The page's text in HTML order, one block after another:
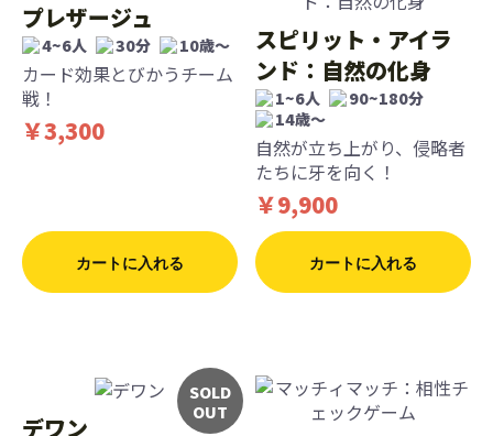
プレザージュ
4~6人 30分 10歳〜
カード効果とびかうチーム
戦！
￥3,300
カートに入れる
スピリット・アイラ
ンド：自然の化身
1~6人
90~180分
14歳〜
自然が立ち上がり、侵略者
たちに牙を向く！
￥9,900
カートに入れる
SOLD
OUT
デワン